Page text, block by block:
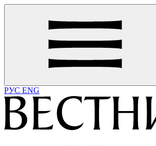
РУС ENG